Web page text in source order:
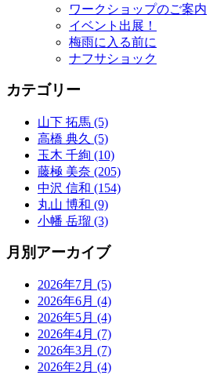
ワークショップのご案内
イベント出展！
梅雨に入る前に
ナフサショック
カテゴリー
山下 拓馬 (5)
高橋 典久 (5)
玉木 千絢 (10)
藤極 美奈 (205)
中沢 信和 (154)
丸山 博和 (9)
小幡 岳瑠 (3)
月別アーカイブ
2026年7月 (5)
2026年6月 (4)
2026年5月 (4)
2026年4月 (7)
2026年3月 (7)
2026年2月 (4)